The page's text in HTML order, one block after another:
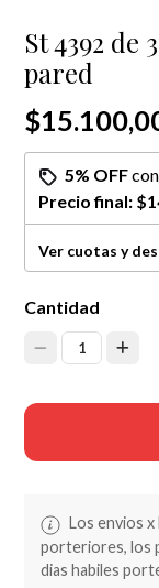
St 4392 de
pared
5% OFFcon
Precio final:
Ver cuotas y
Cantidad
1
Los envios x
porteriores, los
dias habiles